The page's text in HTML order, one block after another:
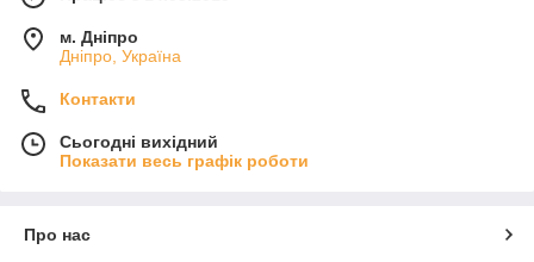
м. Дніпро
Дніпро, Україна
Контакти
Сьогодні вихідний
Показати весь графік роботи
Про нас